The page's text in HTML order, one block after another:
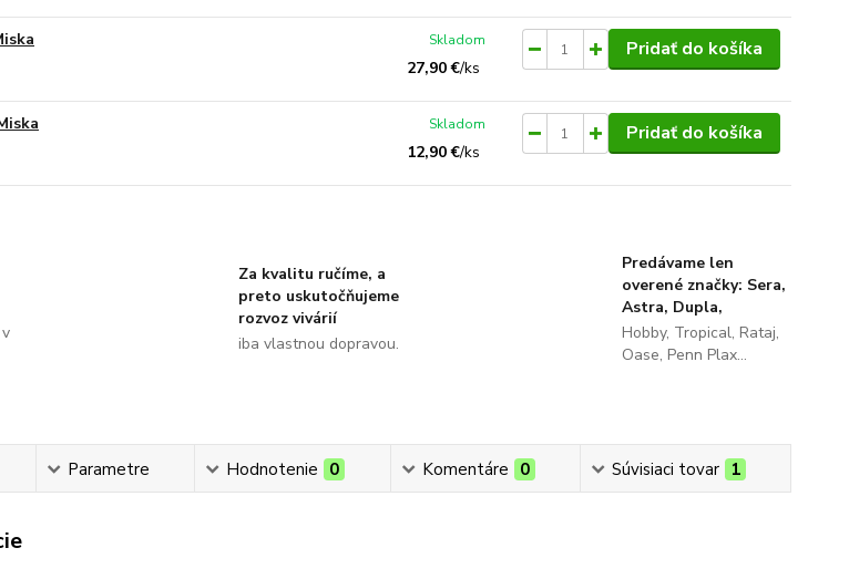
27,90 €/ks
Skladom Pridať do košíka
12,90 €/ks
Skladom Pridať do košíka
Za kvalitu ručíme, a
preto uskutočňujeme
rozvoz vivárií
iba vlastnou dopravou.
Predávame len
overené značky: Sera,
Astra, Dupla,
Hobby, Tropical, Rataj,
Oase, Penn Plax...
Parametre Hodnotenie 0 Komentáre 0 Súvisiaci tovar 1